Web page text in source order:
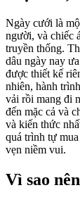
Ngày cưới là
người, và chiếc
truyền thống.
dâu ngày nay
được thiết kế
nhiên, hành
vải rồi mang đi
đến mặc cả và
và kiến thức
quá trình tự
vẹn niềm vui.
Vì sao